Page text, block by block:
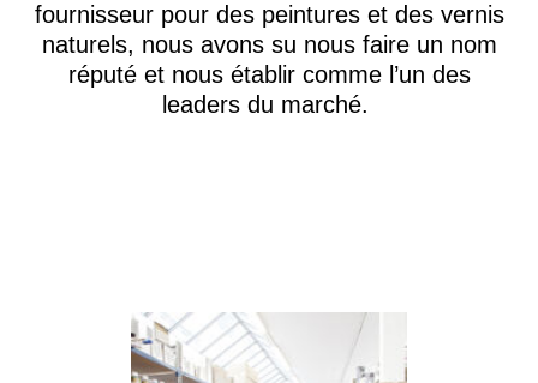
fournisseur pour des peintures et des vernis
naturels, nous avons su nous faire un nom
réputé et nous établir comme l’un des
leaders du marché.